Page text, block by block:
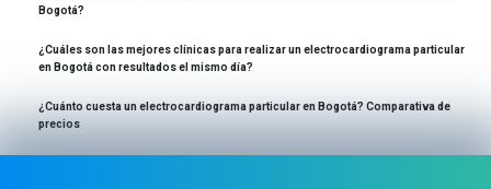
Bogotá?
¿Cuáles son las mejores clínicas para realizar un electrocardiograma particular
en Bogotá con resultados el mismo día?
¿Cuánto cuesta un electrocardiograma particular en Bogotá? Comparativa de
precios